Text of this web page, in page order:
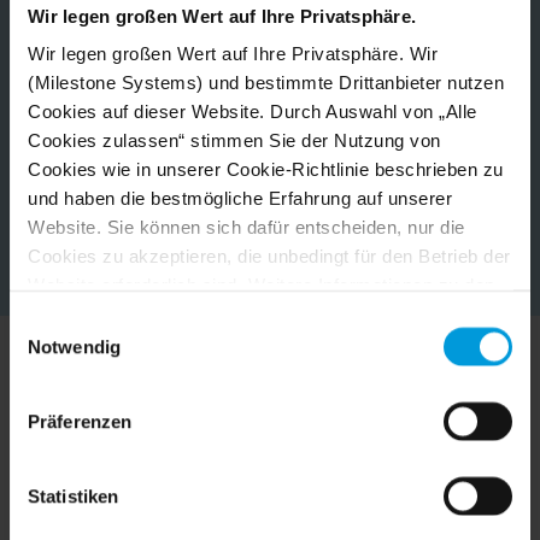
Wir legen großen Wert auf Ihre Privatsphäre.
Wir legen großen Wert auf Ihre Privatsphäre. Wir
(Milestone Systems) und bestimmte Drittanbieter nutzen
Cookies auf dieser Website. Durch Auswahl von „Alle
Cookies zulassen“ stimmen Sie der Nutzung von
Cookies wie in unserer Cookie-Richtlinie beschrieben zu
und haben die bestmögliche Erfahrung auf unserer
Website. Sie können sich dafür entscheiden, nur die
Cookies zu akzeptieren, die unbedingt für den Betrieb der
Sie, wenn Sie auf „Details anzeigen“ klicken.
. Für Google-
Cookies können Sie unter folgender Adresse auch ein
Analytics installieren:
https://tools.google.com/dlpage/gaoptout?hl=en-GB.
Notwendig
Präferenzen
Statistiken
Milestone in Aktion erleben
Erfahren Sie, wie diese verschiedenen Kunden ihre
Videotechnologielösungen mit Milestone zentralisieren